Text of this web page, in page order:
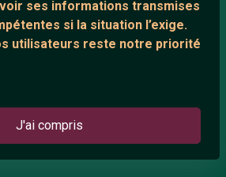
ses informations transmises
si la situation l’exige.
utilisateurs reste notre priorité
J'ai compris